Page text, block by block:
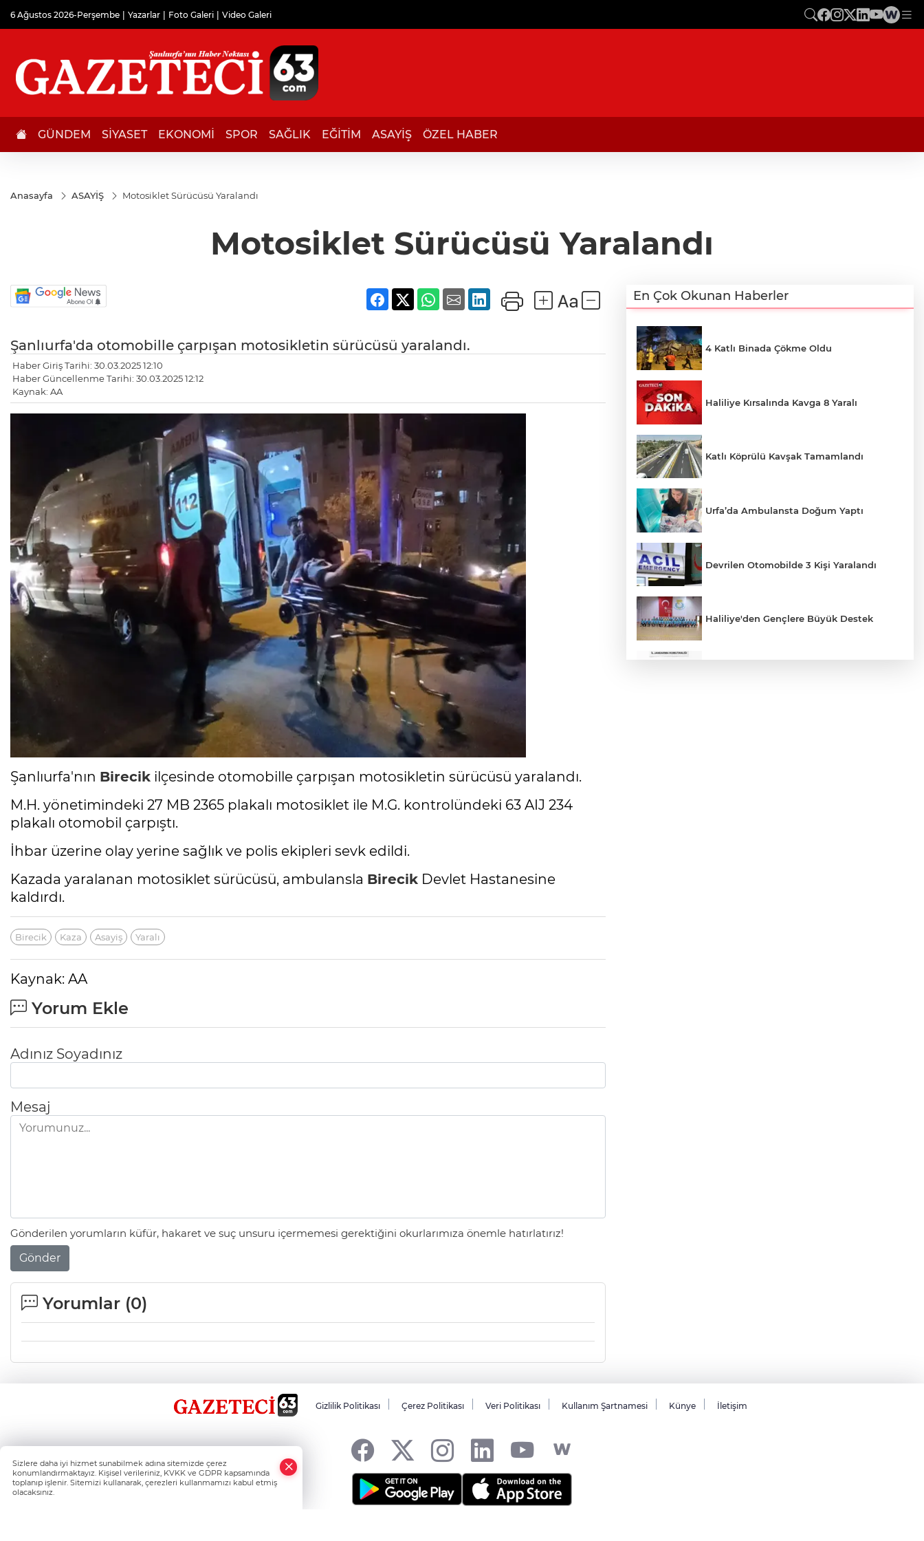
6 Ağustos 2026-Perşembe Yazarlar Foto Galeri Video Galeri
GÜNDEM SİYASET EKONOMİ SPOR SAĞLIK EĞİTİM ASAYİŞ ÖZEL HABER
Anasayfa ASAYİŞ Motosiklet Sürücüsü Yaralandı
Motosiklet Sürücüsü Yaralandı
Şanlıurfa'da otomobille çarpışan motosikletin sürücüsü yaralandı.
Haber Giriş Tarihi: 30.03.2025 12:10
Haber Güncellenme Tarihi: 30.03.2025 12:12
Kaynak: AA
Şanlıurfa'nın Birecik ilçesinde otomobille çarpışan motosikletin sürücüsü yaralandı.
M.H. yönetimindeki 27 MB 2365 plakalı motosiklet ile M.G. kontrolündeki 63 AIJ 234
plakalı otomobil çarpıştı.
İhbar üzerine olay yerine sağlık ve polis ekipleri sevk edildi.
Kazada yaralanan motosiklet sürücüsü, ambulansla Birecik Devlet Hastanesine
kaldırdı.
Birecik Kaza Asayiş Yaralı
Kaynak: AA
Yorum Ekle
Adınız Soyadınız
Mesaj
Gönderilen yorumların küfür, hakaret ve suç unsuru içermemesi gerektiğini okurlarımıza önemle hatırlatırız!
Gönder
Yorumlar (0)
En Çok Okunan Haberler
4 Katlı Binada Çökme Oldu
Haliliye Kırsalında Kavga 8 Yaralı
Katlı Köprülü Kavşak Tamamlandı
Urfa’da Ambulansta Doğum Yaptı
Devrilen Otomobilde 3 Kişi Yaralandı
Haliliye'den Gençlere Büyük Destek
Gizlilik Politikası Çerez Politikası Veri Politikası Kullanım Şartnamesi Künye İletişim
Sizlere daha iyi hizmet sunabilmek adına sitemizde çerez
konumlandırmaktayız. Kişisel verileriniz, KVKK ve GDPR kapsamında
toplanıp işlenir. Sitemizi kullanarak, çerezleri kullanmamızı kabul etmiş
olacaksınız.
Whatsapp